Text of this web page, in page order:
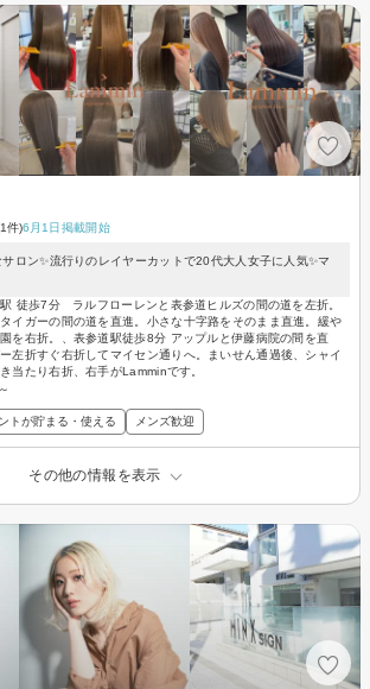
件)6月1日掲載開始
ロン✨流行りのレイヤーカットで20代大人女子に人気✨マ
徒歩7分 ラルフローレンと表参道ヒルズの間の道を左折。
イガーの間の道を直進。小さな十字路をそのまま直進。緩や
を右折。、表参道駅徒歩8分 アップルと伊藤病院の間を直
左折すぐ右折してマイセン通りへ。まいせん通過後、シャイ
当たり右折、右手がLamminです。
トが貯まる・使える メンズ歓迎
その他の情報を表示